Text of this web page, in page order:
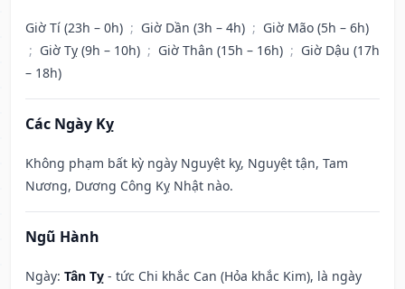
Giờ Tí (23h – 0h) ; Giờ Dần (3h – 4h) ; Giờ Mão (5h – 6h)
; Giờ Tỵ (9h – 10h) ; Giờ Thân (15h – 16h) ; Giờ Dậu (17h
– 18h)
Các Ngày Kỵ
Không phạm bất kỳ ngày Nguyệt kỵ, Nguyệt tận, Tam
Nương, Dương Công Kỵ Nhật nào.
Ngũ Hành
Ngày: Tân Tỵ - tức Chi khắc Can (Hỏa khắc Kim), là ngày